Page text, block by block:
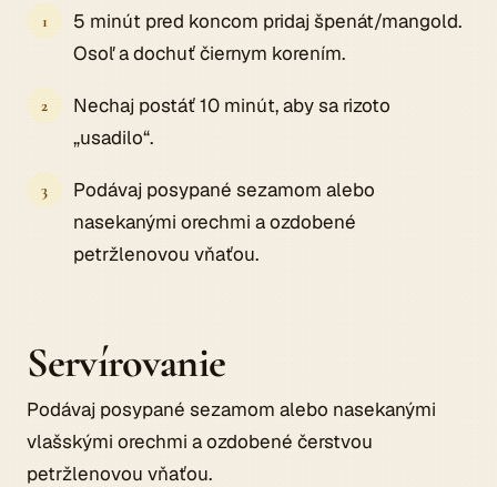
5 minút pred koncom pridaj špenát/mangold.
Osoľ a dochuť čiernym korením.
Nechaj postáť 10 minút, aby sa rizoto
„usadilo“.
Podávaj posypané sezamom alebo
nasekanými orechmi a ozdobené
petržlenovou vňaťou.
Servírovanie
Podávaj posypané sezamom alebo nasekanými
vlašskými orechmi a ozdobené čerstvou
petržlenovou vňaťou.